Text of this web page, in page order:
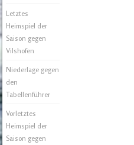
Letztes
Heimspiel der
Saison gegen
Vilshofen
Niederlage gegen
den
Tabellenführer
Vorletztes
Heimspiel der
Saison gegen